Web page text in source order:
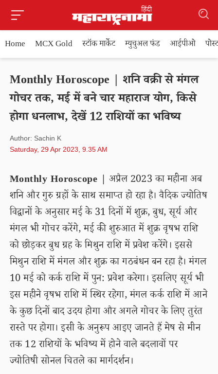
Home MCX Gold स्टॉक मार्केट म्युचुअल फंड आईपीओ
Monthly Horoscope | शनि वक्री से मंगल
गोचर तक, मई में बने चार महाराज योग, किसे
होगा धनलाभ, देखें 12 राशियों का भविष्य
Author: Sachin K
Saturday, 29 Apr 2023, 9.35 AM
Monthly Horoscope | अप्रैल 2023 का महीना अब
शनि और गुरु ग्रहों के साथ समाप्त हो रहा है। वैदिक ज्योतिष
विद्वानों के अनुसार मई के 31 दिनों में शुक्र, बुध, सूर्य और
मंगल भी गोचर करेंगे, मई की शुरुआत में शुक्र वृषभ राशि
को छोड़कर बुध ग्रह के मिथुन राशि में प्रवेश करेंगे। इससे
मिथुन राशि में मंगल और शुक्र का गठबंधन बन रहा है। मंगल
10 मई को कर्क राशि में पुन: प्रवेश करेगा। इसलिए सूर्य भी
इस महीने वृषभ राशि में स्थिर रहेगा, मंगल कर्क राशि में आने
के कुछ दिनों बाद उदय होगा और अगले गोचर के लिए तुरंत
रास्ते पर होगा। इसी के अनुरूप आइए जानते हैं मेष से मीन
तक 12 राशियों के भविष्य में होने वाले बदलावों पर
ज्योतिषी सोनल चितले का मार्गदर्शन।